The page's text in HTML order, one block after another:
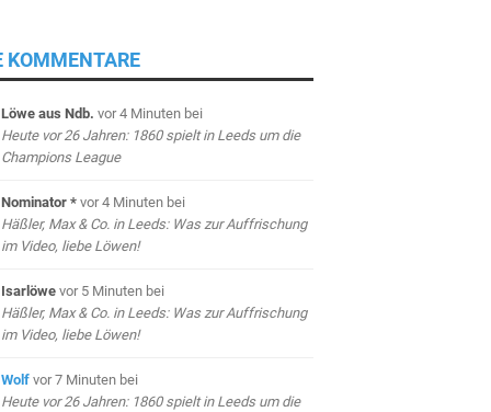
KOMMENTARE
Löwe aus Ndb. vor 4 Minuten bei
Heute vor 26 Jahren: 1860 spielt in Leeds um die
Champions League
Nominator * vor 4 Minuten bei
Häßler, Max & Co. in Leeds: Was zur Auffrischung
im Video, liebe Löwen!
Isarlöwe vor 5 Minuten bei
Häßler, Max & Co. in Leeds: Was zur Auffrischung
im Video, liebe Löwen!
Wolf vor 7 Minuten bei
Heute vor 26 Jahren: 1860 spielt in Leeds um die